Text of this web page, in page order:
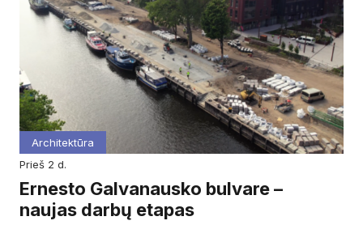
Architektūra
prieš 2 d.
Ernesto Galvanausko bulvare –
naujas darbų etapas